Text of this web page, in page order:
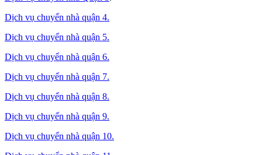
Dịch vụ chuyển nhà quận 4.
Dịch vụ chuyển nhà quận 5.
Dịch vụ chuyển nhà quận 6.
Dịch vụ chuyển nhà quận 7.
Dịch vụ chuyển nhà quận 8.
Dịch vụ chuyển nhà quận 9.
Dịch vụ chuyển nhà quận 10.